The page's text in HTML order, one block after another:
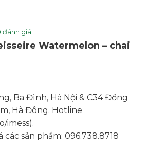
đánh giá
Watermelon – chai
Ba Đình, Hà Nội & C34 Đồng
Hà Đông. Hotline
imess).
các sản phẩm: 096.738.8718